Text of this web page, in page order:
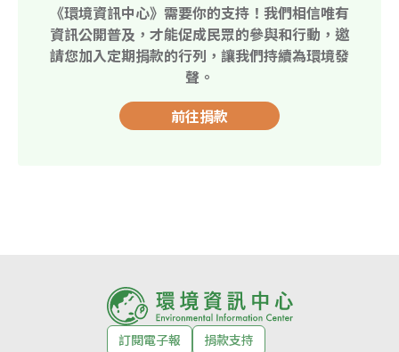
《環境資訊中心》需要你的支持！我們相信唯有
資訊公開普及，才能促成民眾的參與和行動，邀
請您加入定期捐款的行列，讓我們持續為環境發
聲。
前往捐款
訂閱電子報 捐款支持